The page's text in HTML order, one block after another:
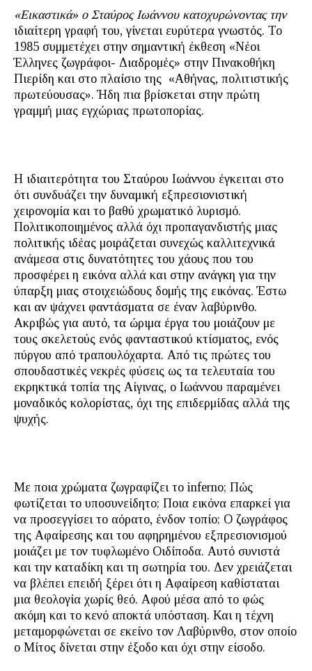
«Εικαστικά» ο Σταύρος Ιωάννου κατοχυρώνοντας την
ιδιαίτερη γραφή του, γίνεται ευρύτερα γνωστός. Το
1985 συμμετέχει στην σημαντική έκθεση «Νέοι
Έλληνες ζωγράφοι- Διαδρομές» στην Πινακοθήκη
Πιερίδη και στο πλαίσιο της «Αθήνας, πολιτιστικής
πρωτεύουσας». Ήδη πια βρίσκεται στην πρώτη
γραμμή μιας εγχώριας πρωτοπορίας.
Η ιδιαιτερότητα του Σταύρου Ιωάννου έγκειται στο
ότι συνδυάζει την δυναμική εξπρεσιονιστική
χειρονομία και το βαθύ χρωματικό λυρισμό.
Πολιτικοποιημένος αλλά όχι προπαγανδιστής μιας
πολιτικής ιδέας μοιράζεται συνεχώς καλλιτεχνικά
ανάμεσα στις δυνατότητες του χάους που του
προσφέρει η εικόνα αλλά και στην ανάγκη για την
ύπαρξη μιας στοιχειώδους δομής της εικόνας. Έστω
και αν ψάχνει φαντάσματα σε έναν λαβύρινθο.
Ακριβώς για αυτό, τα ώριμα έργα του μοιάζουν με
τους σκελετούς ενός φανταστικού κτίσματος, ενός
πύργου από τραπουλόχαρτα. Από τις πρώτες του
σπουδαστικές νεκρές φύσεις ως τα τελευταία του
εκρηκτικά τοπία της Αίγινας, ο Ιωάννου παραμένει
μοναδικός κολορίστας, όχι της επιδερμίδας αλλά της
ψυχής.
Με ποια χρώματα ζωγραφίζει το inferno; Πώς
φωτίζεται το υποσυνείδητο; Ποια εικόνα επαρκεί για
να προσεγγίσει το αόρατο, ένδον τοπίο; Ο ζωγράφος
της Αφαίρεσης και του αφηρημένου εξπρεσιονισμού
μοιάζει με τον τυφλωμένο Οιδίποδα. Αυτό συνιστά
και την καταδίκη και τη σωτηρία του. Δεν χρειάζεται
να βλέπει επειδή ξέρει ότι η Αφαίρεση καθίσταται
μια θεολογία χωρίς θεό. Αφού μέσα από το φώς
ακόμη και το κενό αποκτά υπόσταση. Και η τέχνη
μεταμορφώνεται σε εκείνο τον Λαβύρινθο, στον οποίο
ο Μίτος δίνεται στην έξοδο και όχι στην είσοδο.